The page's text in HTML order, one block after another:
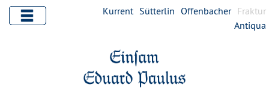
Kurrent Sütterlin Offenbacher Fraktur
Antiqua